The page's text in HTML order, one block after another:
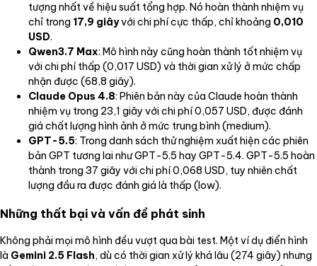
tượng nhất về hiệu suất tổng hợp. Nó hoàn thành nhiệm vụ
chỉ trong 17,9 giâyvới chi phí cực thấp, chỉ khoảng 0,010
USD.
Qwen3.7 Max: Mô hình này cũng hoàn thành tốt nhiệm vụ
với chi phí thấp (0,017 USD) và thời gian xử lý ở mức chấp
nhận được (68,8 giây).
Claude Opus 4.8: Phiên bản này của Claude hoàn thành
nhiệm vụ trong 23,1 giây với chi phí 0,057 USD, được đánh
giá chất lượng hình ảnh ở mức trung bình (medium).
GPT-5.5: Trong danh sách thử nghiệm xuất hiện các phiên
bản GPT tương lai như GPT-5.5 hay GPT-5.4. GPT-5.5 hoàn
thành trong 37 giây với chi phí 0,068 USD, tuy nhiên chất
lượng đầu ra được đánh giá là thấp (low).
Những thất bại và vấn đề phát sinh
Không phải mọi mô hình đều vượt qua bài test. Một ví dụ điển hình
là Gemini 2.5 Flash, dù có thời gian xử lý khá lâu (274 giây) nhưng